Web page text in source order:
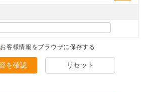
お客様情報をブラウザに保存する
を確認 リセット